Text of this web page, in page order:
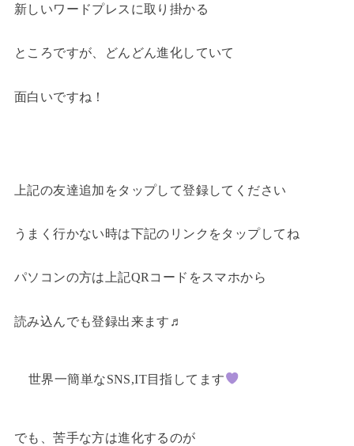
新しいワードプレスに取り掛かる
ところですが、どんどん進化していて
面白いですね！
上記の友達追加をタップして登録してください
うまく行かない時は下記のリンクをタップしてね
パソコンの方は上記QRコードをスマホから
読み込んでも登録出来ます♬
世界一簡単なSNS,IT目指してます
でも、苦手な方は進化するのが